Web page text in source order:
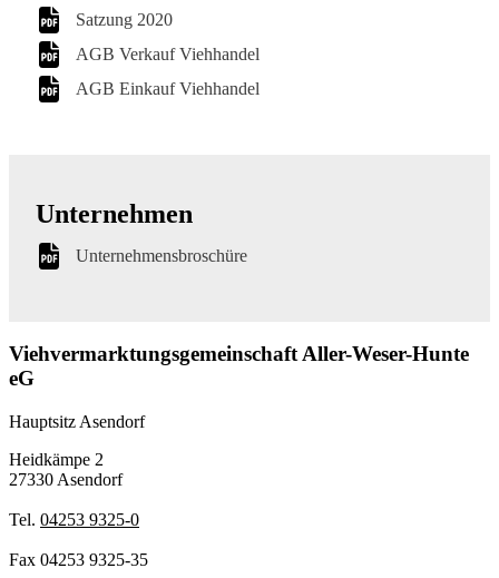
Satzung 2020
AGB Verkauf Viehhandel
AGB Einkauf Viehhandel
Unternehmen
Unternehmensbroschüre
Viehvermarktungsgemeinschaft Aller-Weser-Hunte
eG
Hauptsitz Asendorf
Heidkämpe 2
27330 Asendorf
Tel. 04253 9325-0
Fax 04253 9325-35